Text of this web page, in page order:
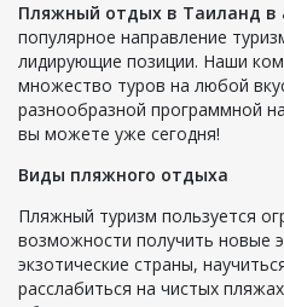
Пляжный отдых в Таиланд в
популярное направление
лидирующие позиции. Наши
множество туров на любой
разнообразной программной
вы можете уже сегодня!
Виды пляжного отдыха
Пляжный туризм пользуется
возможности получить новые
экзотические страны,
расслабиться на чистых